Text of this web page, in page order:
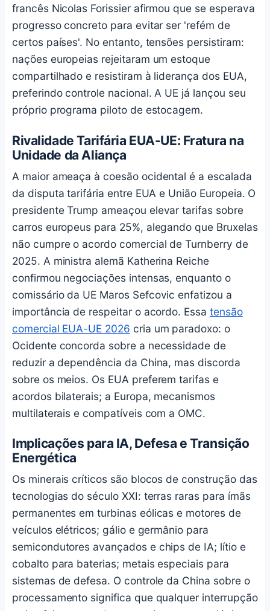
francês Nicolas Forissier afirmou que se esperava
progresso concreto para evitar ser 'refém de
certos países'. No entanto, tensões persistiram:
nações europeias rejeitaram um estoque
compartilhado e resistiram à liderança dos EUA,
preferindo controle nacional. A UE já lançou seu
próprio programa piloto de estocagem.
Rivalidade Tarifária EUA-UE: Fratura na
Unidade da Aliança
A maior ameaça à coesão ocidental é a escalada
da disputa tarifária entre EUA e União Europeia. O
presidente Trump ameaçou elevar tarifas sobre
carros europeus para 25%, alegando que Bruxelas
não cumpre o acordo comercial de Turnberry de
2025. A ministra alemã Katherina Reiche
confirmou negociações intensas, enquanto o
comissário da UE Maros Sefcovic enfatizou a
importância de respeitar o acordo. Essa tensão
comercial EUA-UE 2026 cria um paradoxo: o
Ocidente concorda sobre a necessidade de
reduzir a dependência da China, mas discorda
sobre os meios. Os EUA preferem tarifas e
acordos bilaterais; a Europa, mecanismos
multilaterais e compatíveis com a OMC.
Implicações para IA, Defesa e Transição
Energética
Os minerais críticos são blocos de construção das
tecnologias do século XXI: terras raras para ímãs
permanentes em turbinas eólicas e motores de
veículos elétricos; gálio e germânio para
semicondutores avançados e chips de IA; lítio e
cobalto para baterias; metais especiais para
sistemas de defesa. O controle da China sobre o
processamento significa que qualquer interrupção